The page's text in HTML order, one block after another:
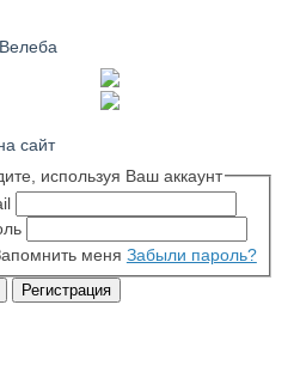
сайт
используя Ваш аккаунт
меня Забыли пароль?